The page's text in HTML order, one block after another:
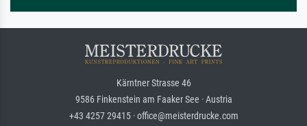
Kärntner Strasse 46
9586 Finkenstein am Faaker See · Austria
+43 4257 29415 · office@meisterdrucke.com